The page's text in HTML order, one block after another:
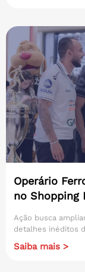
Operário
no Shopping
Ação busca
detalhes inéditos
Saiba mais >